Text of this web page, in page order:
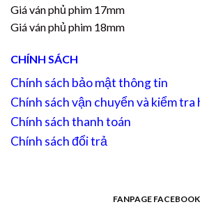
Giá ván phủ phim 17mm
Giá ván phủ phim 18mm
CHÍNH SÁCH
Chính sách bảo mật thông tin
Chính sách vận chuyển và kiểm tra
Chính sách thanh toán
Chính sách đổi trả
FANPAGE FACEBOOK